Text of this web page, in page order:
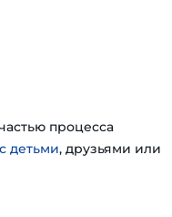
процесса
с детьми, друзьями или